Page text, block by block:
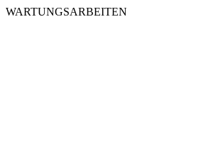
WARTUNGSARBEITEN